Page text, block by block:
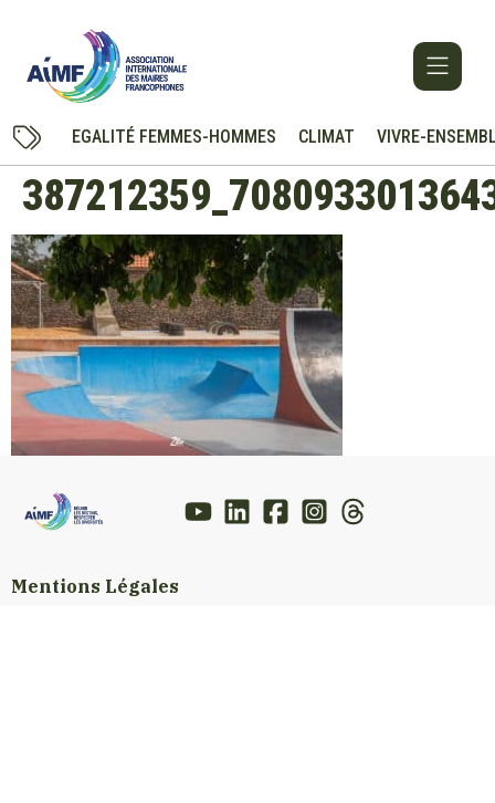
EGALITÉ FEMMES-HOMMES CLIMAT VIVRE-
Mentions Légales